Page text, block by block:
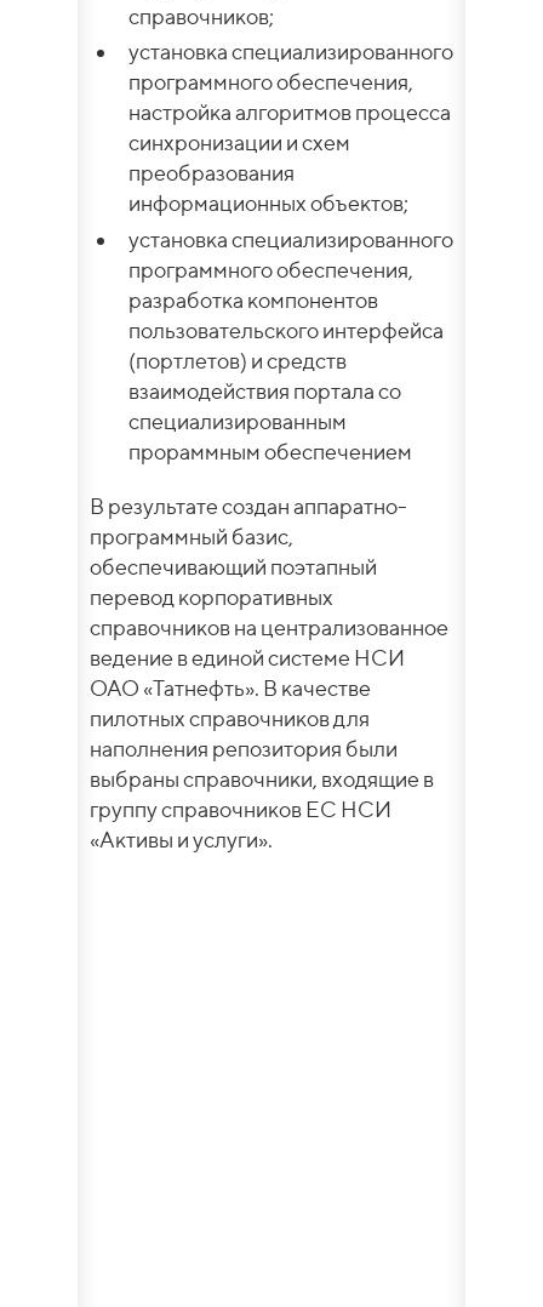
справочников;
установка специализированного
программного обеспечения,
настройка алгоритмов процесса
синхронизации и схем
преобразования
информационных объектов;
установка специализированного
программного обеспечения,
разработка компонентов
пользовательского интерфейса
(портлетов) и средств
взаимодействия портала со
специализированным
прораммным обеспечением
В результате создан аппаратно-
программный базис,
обеспечивающий поэтапный
перевод корпоративных
справочников на централизованное
ведение в единой системе НСИ
ОАО «Татнефть». В качестве
пилотных справочников для
наполнения репозитория были
выбраны справочники, входящие в
группу справочников ЕС НСИ
«Активы и услуги».